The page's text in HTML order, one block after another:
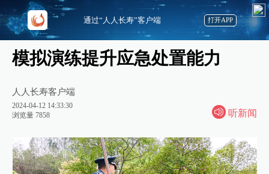
模拟演练提升应急处置能力
人人长寿客户端
2024-04-12 14:33:30
浏览量 7858
听新闻
通过“人人长寿”客户端 打开APP